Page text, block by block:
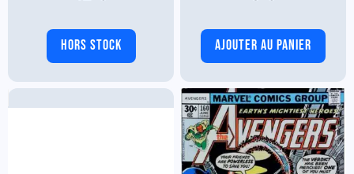
HORS STOCK AJOUTER AU PANIER